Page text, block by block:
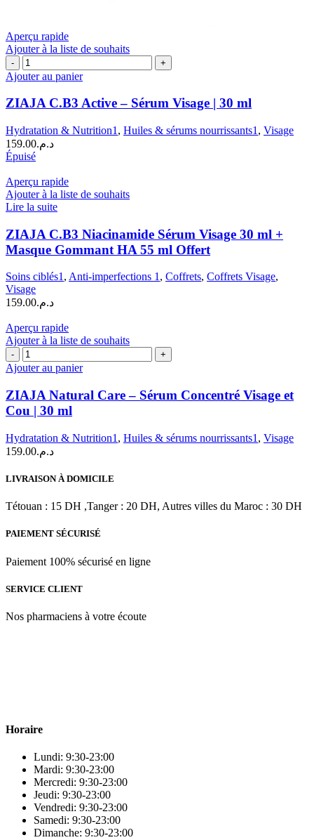
Aperçu rapide
Ajouter à la liste de souhaits
quantité
de
C.B3
Active
–
Sérum
Visage
|
ml
Ajouter au panier
ZIAJA C.B3 Active – Sérum Visage | 30 ml
Hydratation & Nutrition1 , Huiles & sérums nourrissants1 , Visage
د.م.159.00
Épuisé
Aperçu rapide
Ajouter à la liste de souhaits
Lire la suite
ZIAJA C.B3 Niacinamide Sérum Visage 30 ml +
Masque Gommant HA 55 ml Offert
Soins ciblés1, Anti-imperfections 1, Coffrets, Coffrets Visage,
Visage
د.م.159.00
Aperçu rapide
Ajouter à la liste de souhaits
quantité
de
Natural
Care
–
Concentré
Visage
Cou
30
Ajouter au panier
ZIAJA Natural Care – Sérum Concentré Visage et
Cou | 30 ml
Hydratation & Nutrition1 , Huiles & sérums nourrissants1 , Visage
د.م.159.00
LIVRAISON À DOMICILE
Tétouan : 15 DH ,Tanger : 20 DH, Autres villes du Maroc : 30 DH
PAIEMENT SÉCURISÉ
Paiement 100% sécurisé en ligne
SERVICE CLIENT
Nos pharmaciens à votre écoute
Horaire
Lundi: 9:30-23:00
Mardi: 9:30-23:00
Mercredi: 9:30-23:00
Jeudi: 9:30-23:00
Vendredi: 9:30-23:00
Samedi: 9:30-23:00
Dimanche: 9:30-23:00